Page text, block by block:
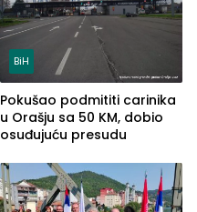
BiH
Pokušao podmititi carinika
u Orašju sa 50 KM, dobio
osuđujuću presudu